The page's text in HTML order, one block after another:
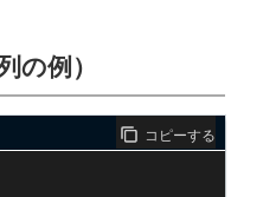
の例）
コピーする